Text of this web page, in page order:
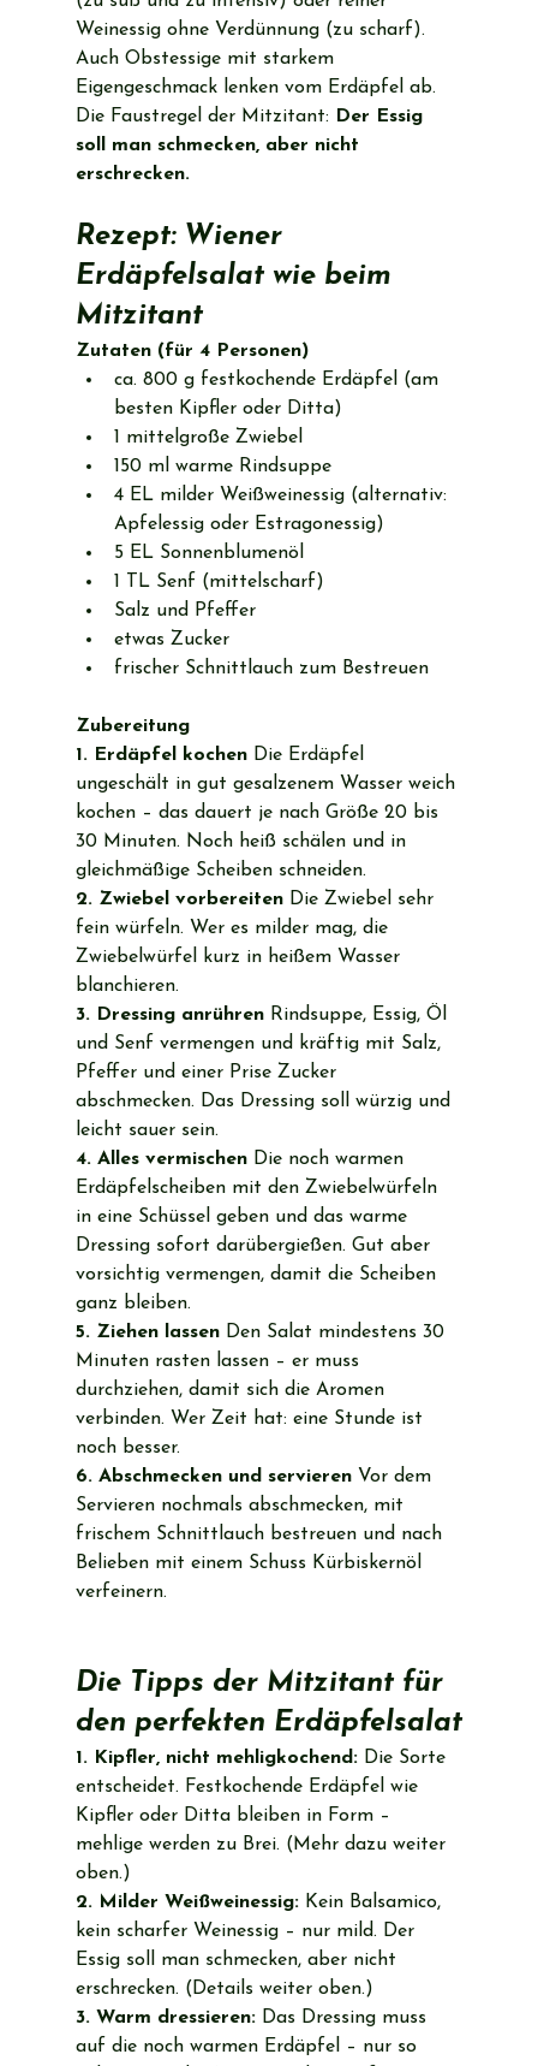
Weinessig ohne Verdünnung (zu scharf).
Auch Obstessige mit starkem
Eigengeschmack lenken vom Erdäpfel ab.
Die Faustregel der Mitzitant:
Der Essig
soll man schmecken, aber nicht
erschrecken.
Rezept: Wiener
Erdäpfelsalat wie beim
Mitzitant
Zutaten (für 4 Personen)
ca. 800 g festkochende Erdäpfel (am
besten Kipfler oder Ditta)
1 mittelgroße Zwiebel
150 ml warme Rindsuppe
4 EL milder Weißweinessig (alternativ:
Apfelessig oder Estragonessig)
5 EL Sonnenblumenöl
1 TL Senf (mittelscharf)
Salz und Pfeffer
etwas Zucker
frischer Schnittlauch zum Bestreuen
Zubereitung
1. Erdäpfel kochen Die Erdäpfel
ungeschält in gut gesalzenem Wasser weich
kochen – das dauert je nach Größe 20 bis
30 Minuten. Noch heiß schälen und in
gleichmäßige Scheiben schneiden.
2. Zwiebel vorbereiten Die Zwiebel sehr
fein würfeln. Wer es milder mag, die
Zwiebelwürfel kurz in heißem Wasser
blanchieren.
3. Dressing anrühren Rindsuppe, Essig, Öl
und Senf vermengen und kräftig mit Salz,
Pfeffer und einer Prise Zucker
abschmecken. Das Dressing soll würzig und
leicht sauer sein.
4. Alles vermischen Die noch warmen
Erdäpfelscheiben mit den Zwiebelwürfeln
in eine Schüssel geben und das warme
Dressing sofort darübergießen. Gut aber
vorsichtig vermengen, damit die Scheiben
ganz bleiben.
5. Ziehen lassen Den Salat mindestens 30
Minuten rasten lassen – er muss
durchziehen, damit sich die Aromen
verbinden. Wer Zeit hat: eine Stunde ist
noch besser.
6. Abschmecken und servieren Vor dem
Servieren nochmals abschmecken, mit
frischem Schnittlauch bestreuen und nach
Belieben mit einem Schuss Kürbiskernöl
verfeinern.
Die Tipps der Mitzitant für
den perfekten Erdäpfelsalat
1. Kipfler, nicht mehligkochend: Die Sorte
entscheidet. Festkochende Erdäpfel wie
Kipfler oder Ditta bleiben in Form –
mehlige werden zu Brei. (Mehr dazu weiter
oben.)
2. Milder Weißweinessig: Kein Balsamico,
kein scharfer Weinessig – nur mild. Der
Essig soll man schmecken, aber nicht
erschrecken. (Details weiter oben.)
3. Warm dressieren: Das Dressing muss
auf die noch warmen Erdäpfel – nur so